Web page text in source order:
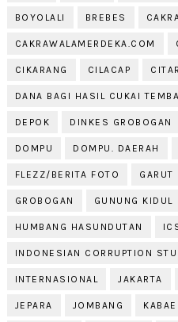
BOYOLALI BREBES
CAKRAWALAMERDEKA.COM
CIKARANG CILACAP
DANA BAGI HASIL CUKAI
DEPOK DINKES GROBOGAN
DOMPU DOMPU. DAERAH
FLEZZ/BERITA FOTO GARUT
GROBOGAN GUNUNG KIDUL
HUMBANG HASUNDUTAN
INDONESIAN CORRUPTION
INTERNASIONAL JAKARTA
JEPARA JOMBANG